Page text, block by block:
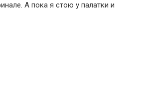
А пока я стою у палатки и